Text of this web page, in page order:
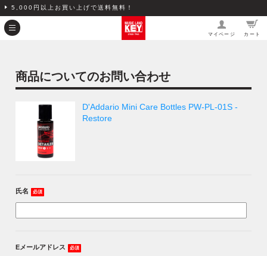
5,000円以上お買い上げで送料無料！
マイページ カート
商品についてのお問い合わせ
D'Addario Mini Care Bottles PW-PL-01S -
Restore
氏名 必須
Eメールアドレス 必須